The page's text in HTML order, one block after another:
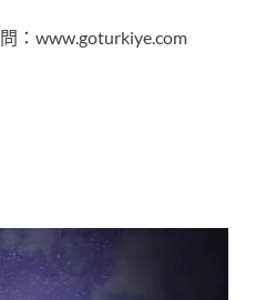
：www.goturkiye.com